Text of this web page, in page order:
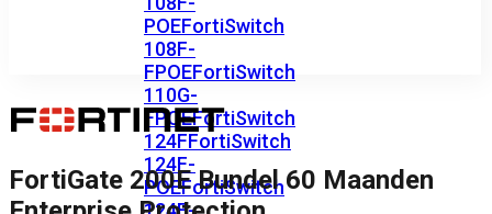
POEFortiSwitch
108F-
FPOEFortiSwitch
110G-
FPOEFortiSwitch
124FFortiSwitch
124F-
POEFortiSwitch
FortiGate 200E Bundel 60 Maanden